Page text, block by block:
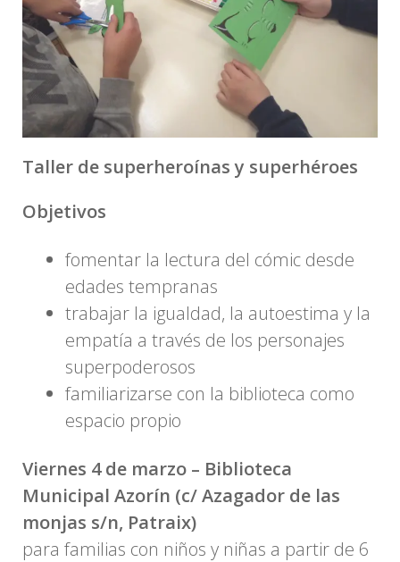
Taller de superheroínas y superhéroes
Objetivos
fomentar la lectura del cómic desde
edades tempranas
trabajar la igualdad, la autoestima y la
empatía a través de los personajes
superpoderosos
familiarizarse con la biblioteca como
espacio propio
Viernes 4 de marzo – Biblioteca
Municipal Azorín (c/ Azagador de las
monjas s/n, Patraix)
para familias con niños y niñas a partir de 6